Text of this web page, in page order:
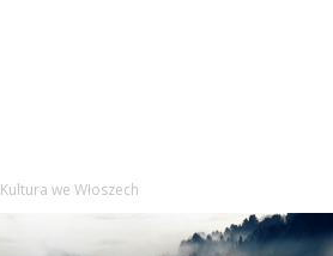
Kultura we Włoszech